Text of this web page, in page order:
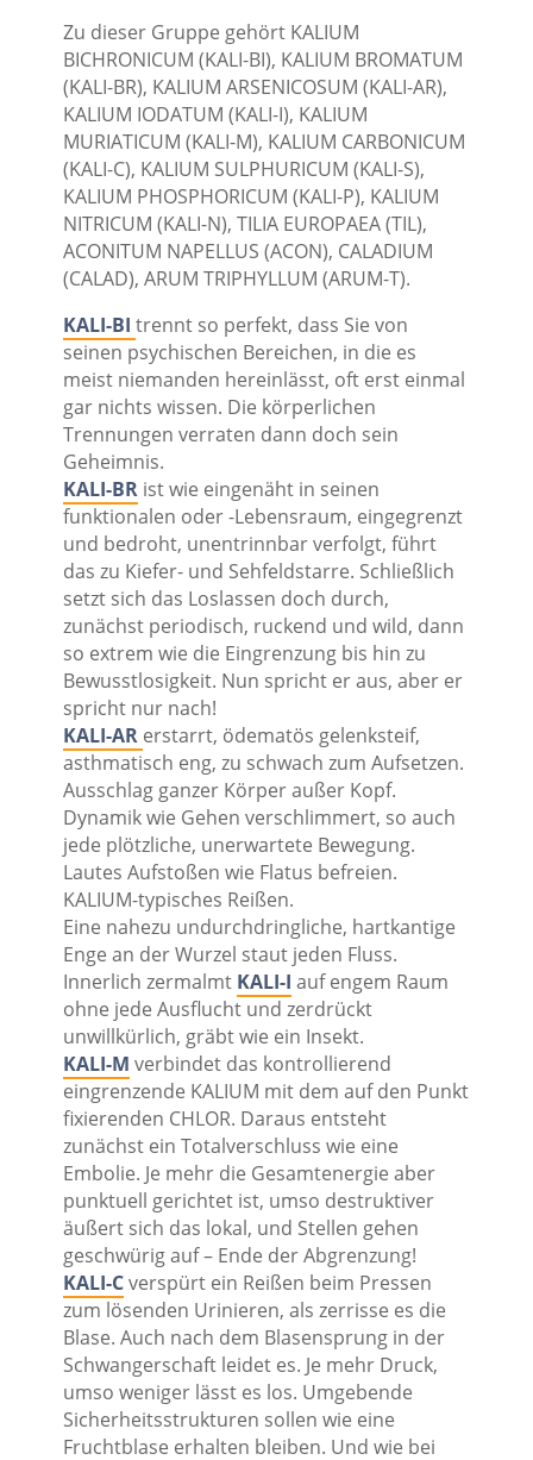
Zu dieser Gruppe gehört KALIUM
BICHRONICUM (KALI-BI), KALIUM BROMATUM
(KALI-BR), KALIUM ARSENICOSUM (KALI-AR),
KALIUM IODATUM (KALI-I), KALIUM
MURIATICUM (KALI-M), KALIUM CARBONICUM
(KALI-C), KALIUM SULPHURICUM (KALI-S),
KALIUM PHOSPHORICUM (KALI-P), KALIUM
NITRICUM (KALI-N), TILIA EUROPAEA (TIL),
ACONITUM NAPELLUS (ACON), CALADIUM
(CALAD), ARUM TRIPHYLLUM (ARUM-T).
KALI-BI trennt so perfekt, dass Sie von
seinen psychischen Bereichen, in die es
meist niemanden hereinlässt, oft erst einmal
gar nichts wissen. Die körperlichen
Trennungen verraten dann doch sein
Geheimnis.
KALI-BRist wie eingenäht in seinen
funktionalen oder -Lebensraum, eingegrenzt
und bedroht, unentrinnbar verfolgt, führt
das zu Kiefer- und Sehfeldstarre. Schließlich
setzt sich das Loslassen doch durch,
zunächst periodisch, ruckend und wild, dann
so extrem wie die Eingrenzung bis hin zu
Bewusstlosigkeit. Nun spricht er aus, aber er
spricht nur nach!
KALI-AR erstarrt, ödematös gelenksteif,
asthmatisch eng, zu schwach zum Aufsetzen.
Ausschlag ganzer Körper außer Kopf.
Dynamik wie Gehen verschlimmert, so auch
jede plötzliche, unerwartete Bewegung.
Lautes Aufstoßen wie Flatus befreien.
KALIUM-typisches Reißen.
Eine nahezu undurchdringliche, hartkantige
Enge an der Wurzel staut jeden Fluss.
Innerlich zermalmt KALI-I auf engem Raum
ohne jede Ausflucht und zerdrückt
unwillkürlich, gräbt wie ein Insekt.
KALI-M verbindet das kontrollierend
eingrenzende KALIUM mit dem auf den Punkt
fixierenden CHLOR. Daraus entsteht
zunächst ein Totalverschluss wie eine
Embolie. Je mehr die Gesamtenergie aber
punktuell gerichtet ist, umso destruktiver
äußert sich das lokal, und Stellen gehen
geschwürig auf – Ende der Abgrenzung!
KALI-Cverspürt ein Reißen beim Pressen
zum lösenden Urinieren, als zerrisse es die
Blase. Auch nach dem Blasensprung in der
Schwangerschaft leidet es. Je mehr Druck,
umso weniger lässt es los. Umgebende
Sicherheitsstrukturen sollen wie eine
Fruchtblase erhalten bleiben. Und wie bei